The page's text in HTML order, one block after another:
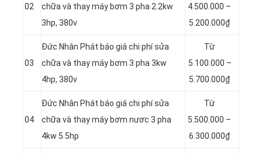
02
chữa và thay máy bơm 3 pha 2.2kw
3hp, 380v
4.500.000 –
5.200.000₫
03
Đức Nhân Phát báo giá chi phí sửa
chữa và thay máy bơm 3 pha 3kw
4hp, 380v
Từ
5.100.000 –
5.700.000₫
04
Đức Nhân Phát báo giá chi phí sửa
chữa và thay máy bơm nươc 3 pha
4kw 5.5hp
Từ
5.500.000 –
6.300.000₫